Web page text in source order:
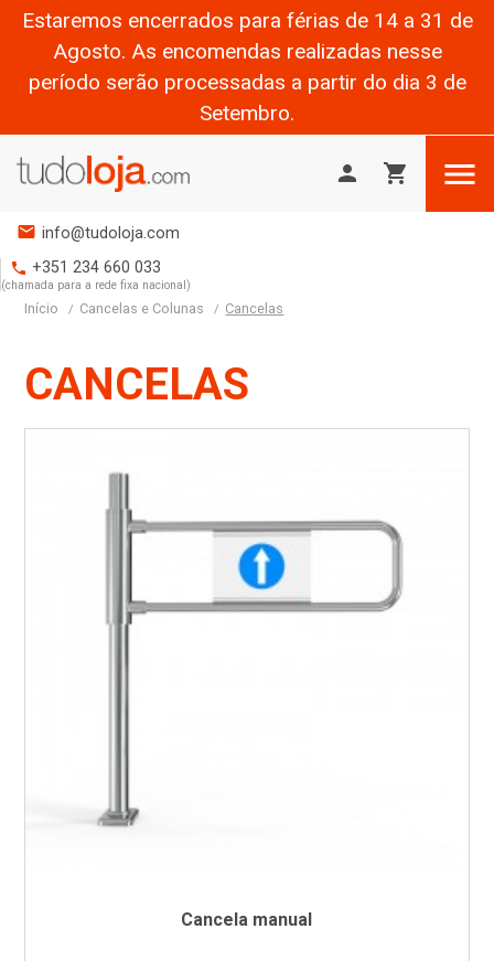
Estaremos encerrados para férias de 14 a 31 de
Agosto. As encomendas realizadas nesse
período serão processadas a partir do dia 3 de
Setembro.
person shopping_cart 
mail info@tudoloja.com
phone +351 234 660 033
(chamada para a rede fixa nacional)
Início Cancelas e Colunas Cancelas
CANCELAS
Cancela manual